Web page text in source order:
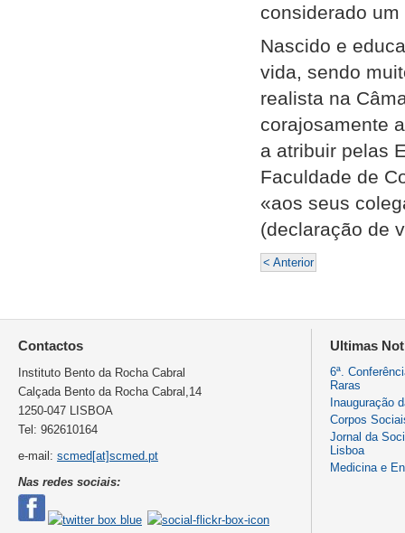
considerado
Nascido e
vida, sendo
realista na
corajosamente
a atribuir pelas
Faculdade de
«aos seus
(declaração de
< Anterior
Contactos
Instituto Bento da Rocha Cabral
Calçada Bento da Rocha Cabral,14
1250-047 LISBOA
Tel: 962610164
e-mail: scmed[at]scmed.pt
Nas redes sociais:
Ultimas
6ª.
Raras
Inauguração
Corpos
Jornal da
Lisboa
Medicina e